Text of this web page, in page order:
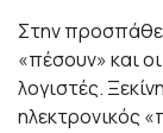
Στην
«πέσουν» και
λογιστές.
ηλεκτρονικός